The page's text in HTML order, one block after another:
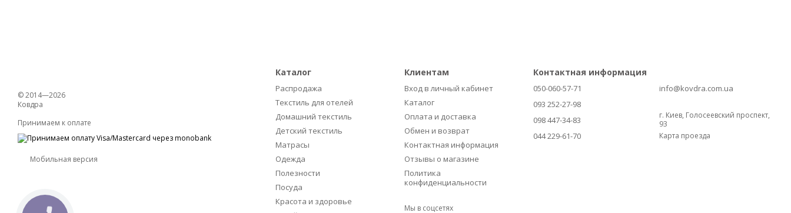
© 2014—2026
Ковдра
Принимаем к оплате
Мобильная версия
Каталог
Распродажа
Текстиль для отелей
Домашний текстиль
Детский текстиль
Матрасы
Одежда
Полезности
Посуда
Красота и здоровье
Клиентам
Вход в личный кабинет
Каталог
Оплата и доставка
Обмен и возврат
Контактная информация
Отзывы о магазине
Политика
конфиденциальности
Мы в соцсетях
Контактная информация
050-060-57-71
093 252-27-98
098 447-34-83
044 229-61-70
info@kovdra.com.ua
г. Киев, Голосеевский проспект,
93
Карта проезда